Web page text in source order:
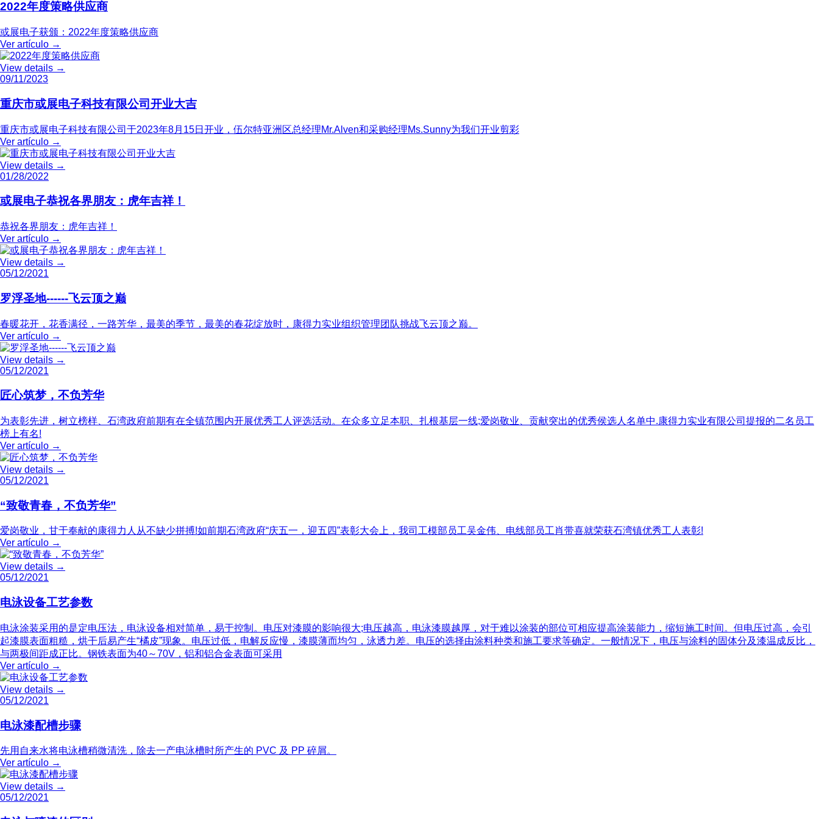
2022年度策略供应商
或展电子获颁：2022年度策略供应商
Ver artículo →
View details →
09/11/2023
重庆市或展电子科技有限公司开业大吉
重庆市或展电子科技有限公司于2023年8月15日开业，伍尔特亚洲区总经理Mr.Alven和采购经理Ms.Sunny为我们开业剪彩
Ver artículo →
View details →
01/28/2022
或展电子恭祝各界朋友：虎年吉祥！
恭祝各界朋友：虎年吉祥！
Ver artículo →
View details →
05/12/2021
罗浮圣地------飞云顶之巅
春暖花开，花香满径，一路芳华，最美的季节，最美的春花绽放时，康得力实业组织管理团队挑战飞云顶之巅。
Ver artículo →
View details →
05/12/2021
匠心筑梦，不负芳华
为表彰先进，树立榜样、石湾政府前期有在全镇范围内开展优秀工人评选活动。在众多立足本职、扎根基层一线;爱岗敬业、贡献突出的优秀侯选人名单中.康得力实业有限公司提报的二名员工
榜上有名!
Ver artículo →
View details →
05/12/2021
“致敬青春，不负芳华”
爱岗敬业，甘于奉献的康得力人从不缺少拼搏!如前期石湾政府“庆五一，迎五四”表彰大会上，我司工模部员工吴金伟、电线部员工肖带喜就荣获石湾镇优秀工人表彰!
Ver artículo →
View details →
05/12/2021
电泳设备工艺参数
电泳涂装采用的是定电压法，电泳设备相对简单，易于控制。电压对漆膜的影响很大;电压越高，电泳漆膜越厚，对于难以涂装的部位可相应提高涂装能力，缩短施工时间。但电压过高，会引
起漆膜表面粗糙，烘干后易产生“橘皮”现象。电压过低，电解反应慢，漆膜薄而均匀，泳透力差。电压的选择由涂料种类和施工要求等确定。一般情况下，电压与涂料的固体分及漆温成反比，
与两极间距成正比。钢铁表面为40～70V，铝和铝合金表面可采用
Ver artículo →
View details →
05/12/2021
电泳漆配槽步骤
先用自来水将电泳槽稍微清洗，除去一产电泳槽时所产生的 PVC 及 PP 碎屑。
Ver artículo →
View details →
05/12/2021